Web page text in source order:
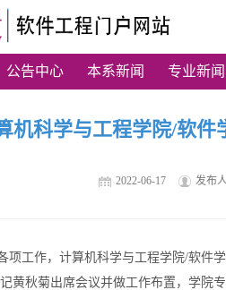
公告中心 本系新闻 专业新闻
机科学与工程学院/软
2022-06-17 发布
工作，计算机科学与工程学院/软件学
黄秋菊出席会议并做工作布置，学院